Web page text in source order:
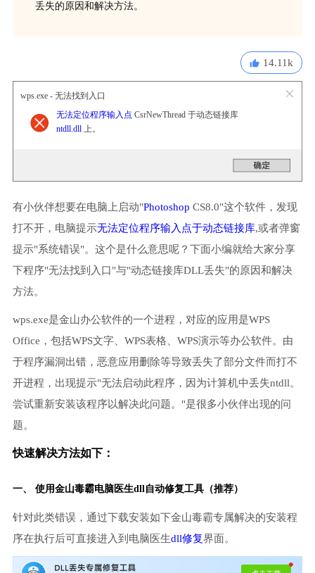
丢失的原因和解决方法。
14.11k
wps.exe - 无法找到入口
无法定位程序输入点 CsrNewThread 于动态链接库
ntdll.dll上。
有小伙伴想要在电脑上启动"Photoshop CS8.0"这个软件，发现
打不开，电脑提示无法定位程序输入点于动态链接库,或者弹窗
提示"系统错误"。这个是什么意思呢？下面小编就给大家分享
下程序"无法找到入口"与"动态链接库DLL丢失"的原因和解决
方法。
wps.exe是金山办公软件的一个进程，对应的应用是WPS
Office，包括WPS文字、WPS表格、WPS演示等办公软件。由
于程序漏洞出错，恶意应用删除等导致丢失了部分文件而打不
开进程，出现提示"无法启动此程序，因为计算机中丢失ntdll。
尝试重新安装该程序以解决此问题。"是很多小伙伴出现的问
题。
快速解决方法如下：
一、 使用金山毒霸电脑医生dll自动修复工具（推荐）
针对此类错误，通过下载安装如下金山毒霸专属解决的安装程
序在执行后可直接进入到电脑医生dll修复界面。